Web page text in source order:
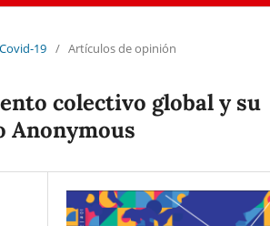
19 / Artículos de opinión
colectivo global y su
Anonymous